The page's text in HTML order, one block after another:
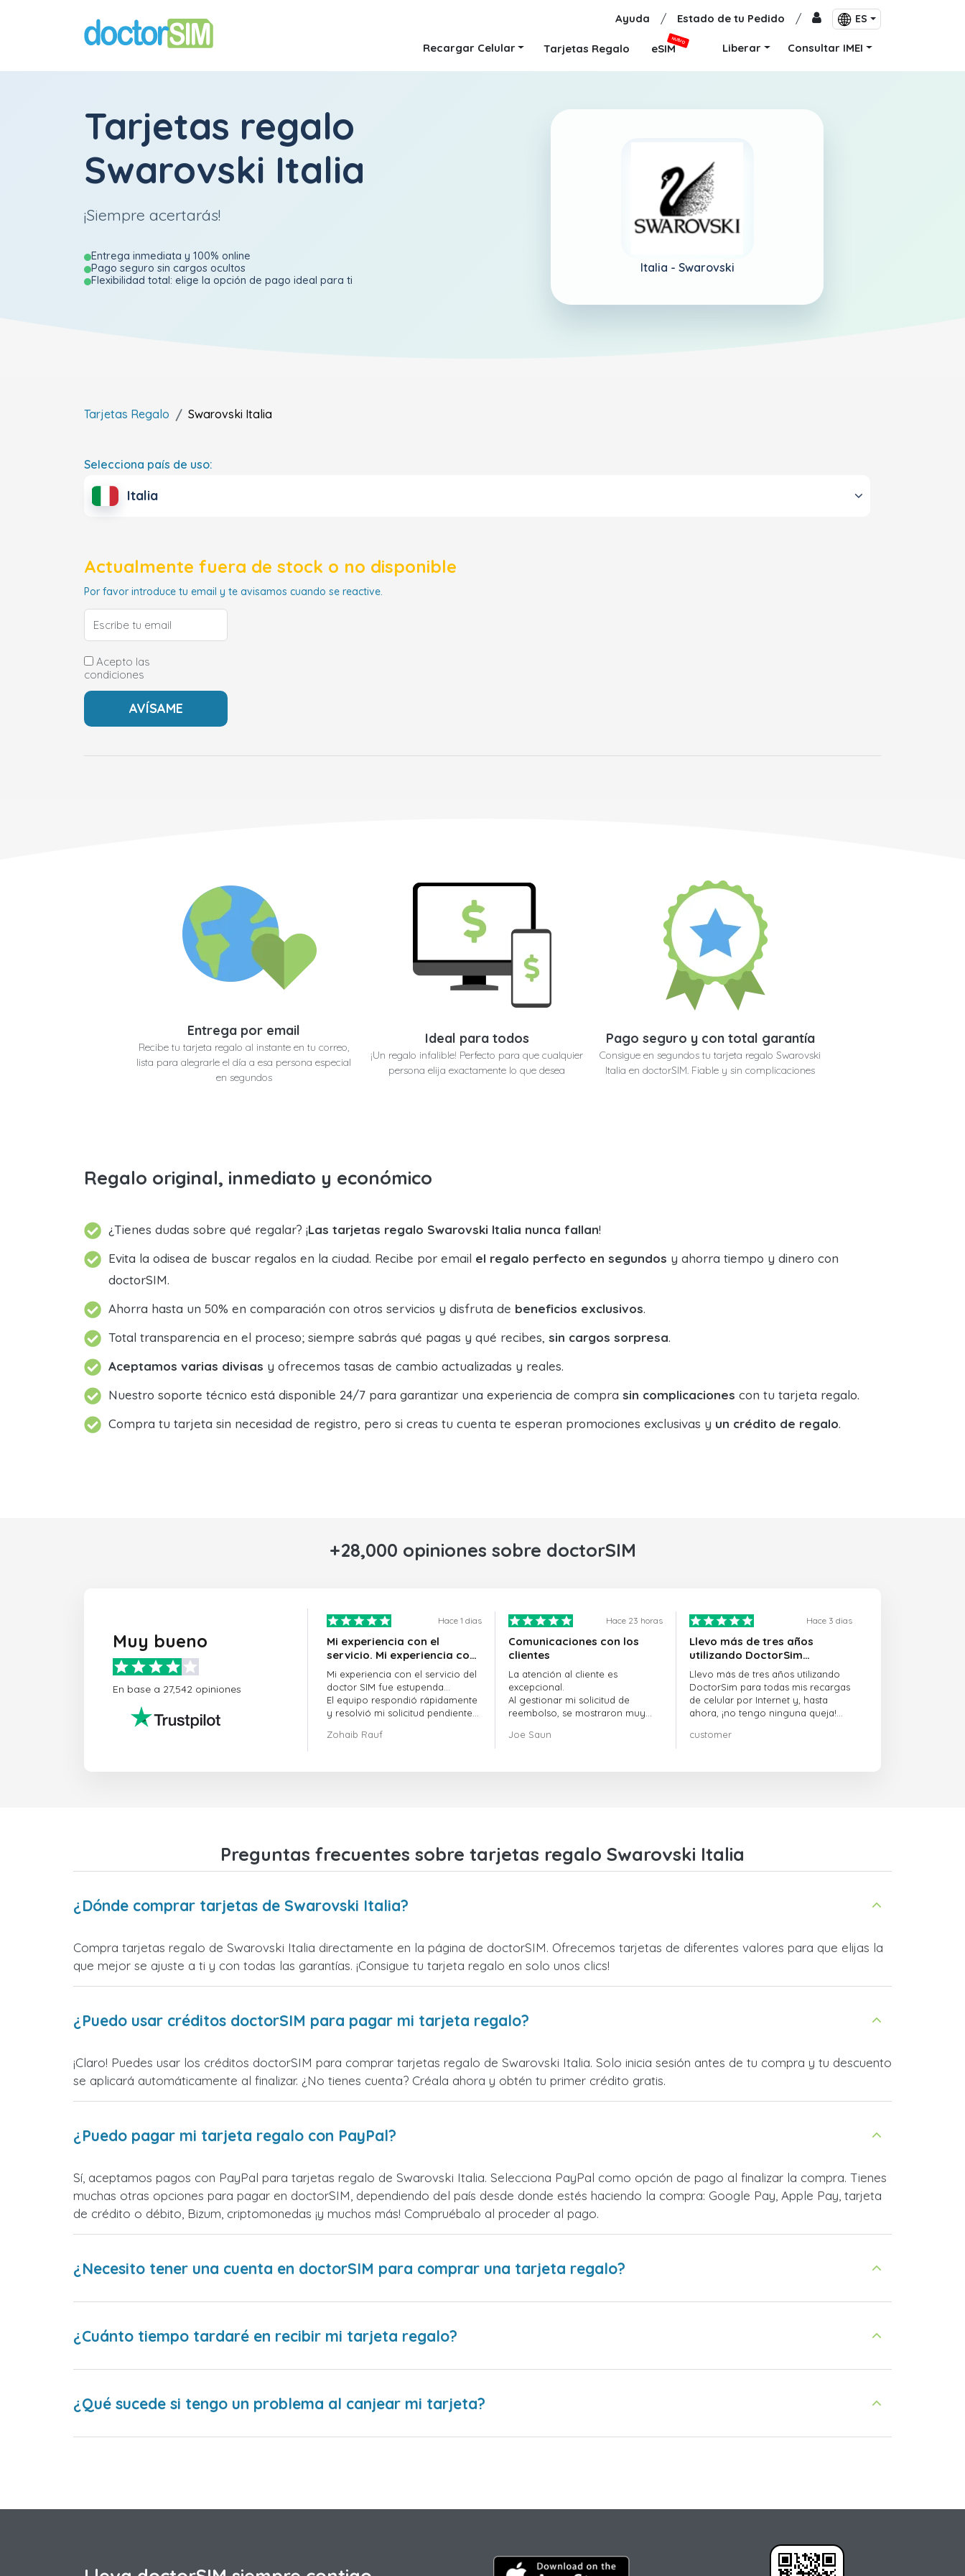
Ayuda / Estado de tu Pedido / ES
Recargar Celular Tarjetas Regalo eSIM
NUEVO
Liberar Consultar IMEI
Tarjetas regalo
Swarovski Italia
¡Siempre acertarás!
Entrega inmediata y 100% online
Pago seguro sin cargos ocultos
Flexibilidad total: elige la opción de pago ideal para ti
Italia - Swarovski
Tarjetas Regalo Swarovski Italia
Selecciona país de uso:
Italia
Actualmente fuera de stock o no disponible
Por favor introduce tu email y te avisamos cuando se reactive.
Acepto las
condiciones
Entrega por email
Recibe tu tarjeta regalo al instante en tu correo,
lista para alegrarle el día a esa persona especial
en segundos
Ideal para todos
¡Un regalo infalible! Perfecto para que cualquier
persona elija exactamente lo que desea
Pago seguro y con total garantía
Consigue en segundos tu tarjeta regalo Swarovski
Italia en doctorSIM. Fiable y sin complicaciones
Regalo original, inmediato y económico
¿Tienes dudas sobre qué regalar? ¡Las tarjetas regalo Swarovski Italia nunca fallan!
Evita la odisea de buscar regalos en la ciudad. Recibe por email el regalo perfecto en segundos y ahorra tiempo y dinero con
doctorSIM.
Ahorra hasta un 50% en comparación con otros servicios y disfruta de beneficios exclusivos.
Total transparencia en el proceso; siempre sabrás qué pagas y qué recibes, sin cargos sorpresa.
Aceptamos varias divisas y ofrecemos tasas de cambio actualizadas y reales.
Nuestro soporte técnico está disponible 24/7 para garantizar una experiencia de compra sin complicaciones con tu tarjeta regalo.
Compra tu tarjeta sin necesidad de registro, pero si creas tu cuenta te esperan promociones exclusivas y un crédito de regalo.
+28,000 opiniones sobre doctorSIM
Muy bueno
En base a 27,542 opiniones
Hace 1 dias
Mi experiencia con el
servicio. Mi experiencia con
el servicio de doctorSIM fue
estupenda.
Mi experiencia con el servicio del
doctor SIM fue estupenda...
El equipo respondió rápidamente
y resolvió mi solicitud pendiente
En general, fue una gran decisión
Zohaib Rauf
Hace 23 horas
Comunicaciones con los
clientes
La atención al cliente es
excepcional.
Al gestionar mi solicitud de
reembolso, se mostraron muy
gestión del proceso, y lograron
Joe Saun
Hace 3 dias
Llevo más de tres años
utilizando DoctorSim…
Llevo más de tres años utilizando
DoctorSim para todas mis recargas
de celular por Internet y, hasta
ahora, ¡no tengo ninguna queja!
customer
Preguntas frecuentes sobre tarjetas regalo Swarovski Italia
¿Dónde comprar tarjetas de Swarovski Italia?
Compra tarjetas regalo de Swarovski Italia directamente en la página de doctorSIM. Ofrecemos tarjetas de diferentes valores para que elijas la
que mejor se ajuste a ti y con todas las garantías. ¡Consigue tu tarjeta regalo en solo unos clics!
¿Puedo usar créditos doctorSIM para pagar mi tarjeta regalo?
¡Claro! Puedes usar los créditos doctorSIM para comprar tarjetas regalo de Swarovski Italia. Solo inicia sesión antes de tu compra y tu descuento
se aplicará automáticamente al finalizar. ¿No tienes cuenta? Créala ahora y obtén tu primer crédito gratis.
¿Puedo pagar mi tarjeta regalo con PayPal?
Sí, aceptamos pagos con PayPal para tarjetas regalo de Swarovski Italia. Selecciona PayPal como opción de pago al finalizar la compra. Tienes
muchas otras opciones para pagar en doctorSIM, dependiendo del país desde donde estés haciendo la compra: Google Pay, Apple Pay, tarjeta
de crédito o débito, Bizum, criptomonedas ¡y muchos más! Compruébalo al proceder al pago.
¿Necesito tener una cuenta en doctorSIM para comprar una tarjeta regalo?
¿Cuánto tiempo tardaré en recibir mi tarjeta regalo?
¿Qué sucede si tengo un problema al canjear mi tarjeta?